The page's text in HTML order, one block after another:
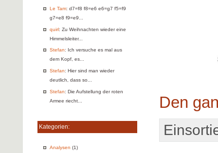
Le Tam: d7=f8 f8=e6 e6=g7 f5=f9
g7=e8 f9=e9...
quirl: Zu Weihnachten wieder eine
Himmelsleiter...
Stefan: Ich versuche es mal aus
dem Kopf, es...
Stefan: Hier sind man wieder
deutlich, dass so...
Stefan: Die Aufstellung der roten
Armee riecht...
Kategorien:
Analysen (1)
Den